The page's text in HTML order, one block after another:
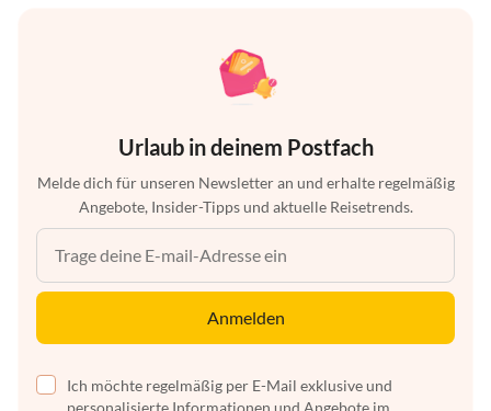
Urlaub in deinem Postfach
Melde dich für unseren Newsletter an und erhalte regelmäßig
Angebote, Insider-Tipps und aktuelle Reisetrends.
Anmelden
Ich möchte regelmäßig per E-Mail exklusive und
personalisierte Informationen und Angebote im